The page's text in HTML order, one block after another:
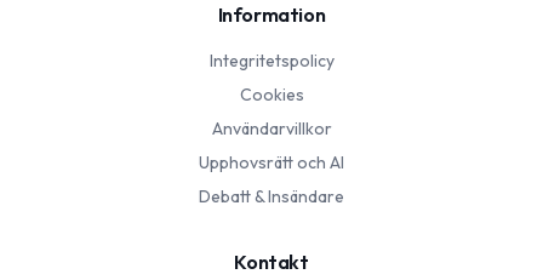
Information
Integritetspolicy
Cookies
Användarvillkor
Upphovsrätt och AI
Debatt & Insändare
Kontakt